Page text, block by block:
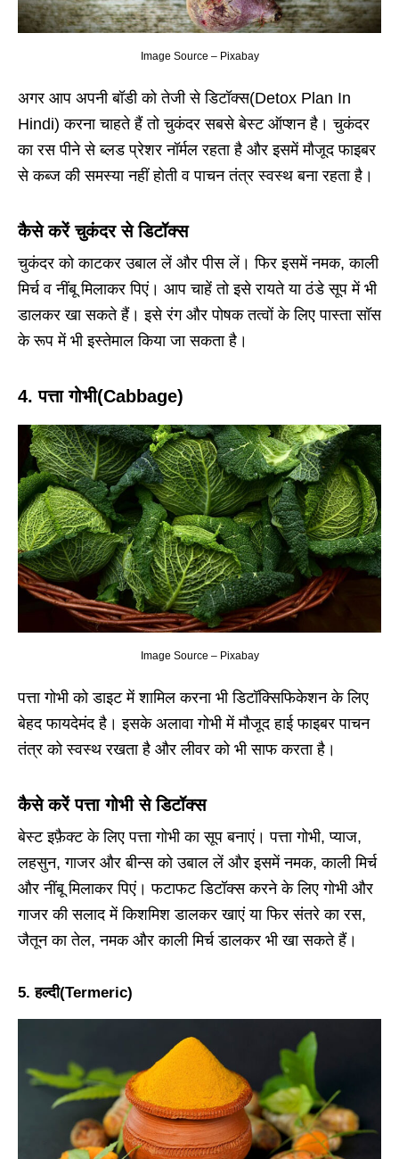
Image Source – Pixabay
अगर आप अपनी बॉडी को तेजी से डिटॉक्स(Detox Plan In
Hindi) करना चाहते हैं तो चुकंदर सबसे बेस्ट ऑप्शन है। चुकंदर
का रस पीने से ब्लड प्रेशर नॉर्मल रहता है और इसमें मौजूद फाइबर
से कब्ज की समस्या नहीं होती व पाचन तंत्र स्वस्थ बना रहता है।
कैसे करेंचुकंदरसे डिटॉक्स
चुकंदर को काटकर उबाल लें और पीस लें। फिर इसमें नमक, काली
मिर्च व नींबू मिलाकर पिएं। आप चाहें तो इसे रायते या ठंडे सूप में भी
डालकर खा सकते हैं। इसे रंग और पोषक तत्वों के लिए पास्ता सॉस
के रूप में भी इस्तेमाल किया जा सकता है।
4.पत्ता गोभी(Cabbage)
Image Source – Pixabay
पत्ता गोभी को डाइट में शामिल करना भी डिटॉक्सिफिकेशन के लिए
बेहद फायदेमंद है। इसके अलावा गोभी में मौजूद हाई फाइबर पाचन
तंत्र को स्वस्थ रखता है और लीवर को भी साफ करता है।
कैसे करेंपत्ता गोभीसे डिटॉक्स
बेस्ट इफ़ैक्ट के लिए पत्ता गोभी का सूप बनाएं। पत्ता गोभी, प्याज,
लहसुन, गाजर और बीन्स को उबाल लें और इसमें नमक, काली मिर्च
और नींबू मिलाकर पिएं। फटाफट डिटॉक्स करने के लिए गोभी और
गाजर की सलाद में किशमिश डालकर खाएं या फिर संतरे का रस,
जैतून का तेल, नमक और काली मिर्च डालकर भी खा सकते हैं।
5.हल्दी(Termeric)